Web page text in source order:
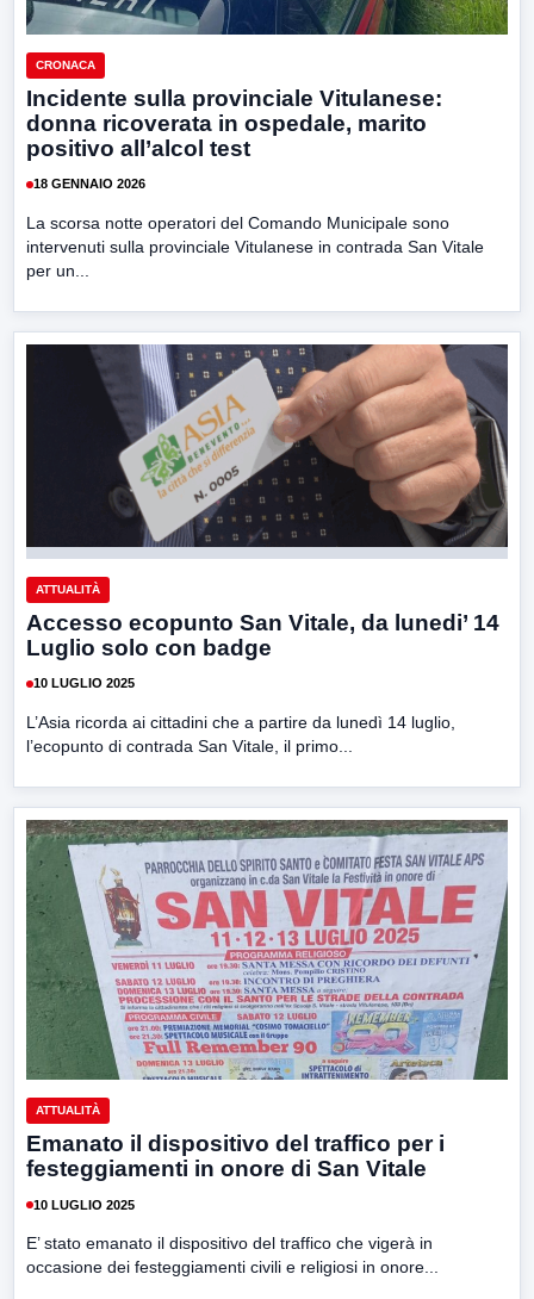
CRONACA
Incidente sulla provinciale Vitulanese:
donna ricoverata in ospedale, marito
positivo all’alcol test
18 GENNAIO 2026
La scorsa notte operatori del Comando Municipale sono
intervenuti sulla provinciale Vitulanese in contrada San Vitale
per un...
ATTUALITÀ
Accesso ecopunto San Vitale, da lunedi’ 14
Luglio solo con badge
10 LUGLIO 2025
L’Asia ricorda ai cittadini che a partire da lunedì 14 luglio,
l’ecopunto di contrada San Vitale, il primo...
ATTUALITÀ
Emanato il dispositivo del traffico per i
festeggiamenti in onore di San Vitale
10 LUGLIO 2025
E’ stato emanato il dispositivo del traffico che vigerà in
occasione dei festeggiamenti civili e religiosi in onore...